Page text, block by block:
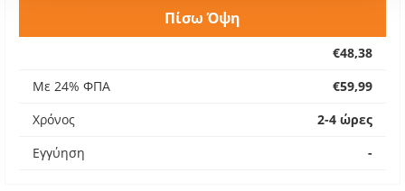
Πίσω Όψη
€48,38
Με 24% ΦΠΑ
€59,99
Χρόνος
2-4 ώρες
Εγγύηση
-